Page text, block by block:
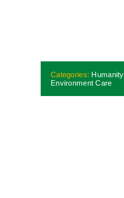
Categories:
Environment Care